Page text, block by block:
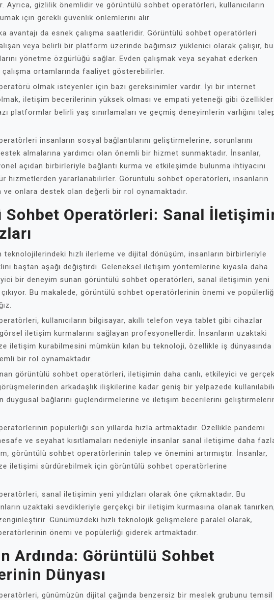
Ayrıca, gizlilik önemlidir ve görüntülü sohbet operatörleri, kullanıcıların
için gerekli güvenlik önlemlerini alır.
avantajı da esnek çalışma saatleridir. Görüntülü sohbet operatörleri
veya belirli bir platform üzerinde bağımsız yüklenici olarak çalışır,
yönetme özgürlüğü sağlar. Evden çalışmak veya seyahat ederken
ortamlarında faaliyet gösterebilirler.
olmak isteyenler için bazı gereksinimler vardır. İyi bir internet
iletişim becerilerinin yüksek olması ve empati yeteneği gibi özellikler
platformlar belirli yaş sınırlamaları ve geçmiş deneyimlerin varlığını
insanların sosyal bağlantılarını geliştirmelerine, sorunlarını
almalarına yardımcı olan önemli bir hizmet sunmaktadır. İnsanlar,
açıdan birbirleriyle bağlantı kurma ve etkileşimde bulunma ihtiyacını
hizmetlerden yararlanabilirler. Görüntülü sohbet operatörleri, insanların
ve onlara destek olan değerli bir rol oynamaktadır.
Sohbet Operatörleri: Sanal
teknolojilerindeki hızlı ilerleme ve dijital dönüşüm, insanların birbirleriyle
baştan aşağı değiştirdi. Geleneksel iletişim yöntemlerine kıyasla daha
bir deneyim sunan görüntülü sohbet operatörleri, sanal iletişimin yeni
çıkıyor. Bu makalede, görüntülü sohbet operatörlerinin önemi ve
kullanıcıların bilgisayar, akıllı telefon veya tablet gibi cihazlar
görsel iletişim kurmalarını sağlayan profesyonellerdir. İnsanların uzaktaki
iletişim kurabilmesini mümkün kılan bu teknoloji, özellikle iş dünyasında
bir rol oynamaktadır.
görüntülü sohbet operatörleri, iletişimin daha canlı, etkileyici ve
arkadaşlık ilişkilerine kadar geniş bir yelpazede
duygusal bağlarını güçlendirmelerine ve iletişim becerilerini
popülerliği son yıllarda hızla artmaktadır. Özellikle pandemi
ve seyahat kısıtlamaları nedeniyle insanlar sanal iletişime daha
görüntülü sohbet operatörlerinin talep ve önemini artırmıştır. İnsanlar,
iletişimi sürdürebilmek için görüntülü sohbet operatörlerine
sanal iletişimin yeni yıldızları olarak öne çıkmaktadır. Bu
uzaktaki sevdikleriyle gerçekçi bir iletişim kurmasına olanak tanırken,
Günümüzdeki hızlı teknolojik gelişmelere paralel olarak,
önemi ve popülerliği giderek artmaktadır.
Ardında: Görüntülü Sohbet
Dünyası
günümüzün dijital çağında benzersiz bir meslek grubunu temsil